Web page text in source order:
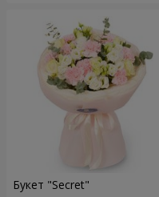
Букет "Secret"